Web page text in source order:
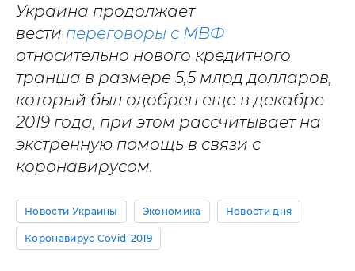
Украина продолжает
вести переговоры с МВФ
относительно нового кредитного
транша в размере 5,5 млрд долларов,
который был одобрен еще в декабре
2019 года, при этом рассчитывает на
экстренную помощь в связи с
коронавирусом.
Новости Украины Экономика Новости дня
Коронавирус Covid-2019